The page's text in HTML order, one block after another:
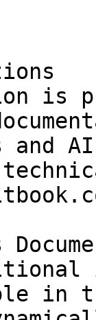
is
and
in